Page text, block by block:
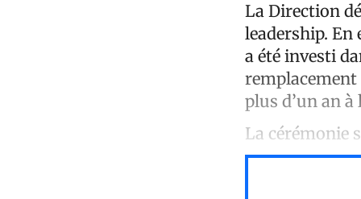
La Direction
leadership.
a été investi
remplacement
plus d’un an
La cérémonie